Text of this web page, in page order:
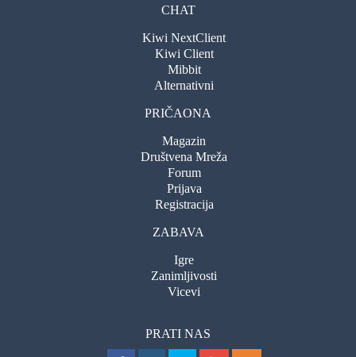
CHAT
Kiwi NextClient
Kiwi Client
Mibbit
Alternativni
PRIČAONA
Magazin
Društvena Mreža
Forum
Prijava
Registracija
ZABAVA
Igre
Zanimljivosti
Vicevi
PRATI NAS